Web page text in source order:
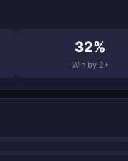
32%
Win by 2+